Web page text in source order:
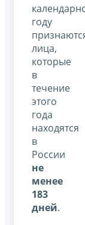
году
лица,
которые
в
течение
этого
года
находятся
в
России
не
менее
183
дней.